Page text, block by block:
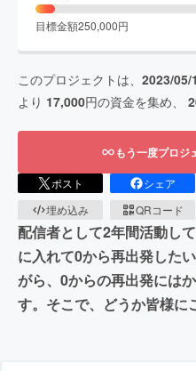
目標金額250,000円
このプロジェクトは、 2023/05/
より 17,000円の資金を集め、
もう一度プロジ
ポスト シェア
埋め込み
QRコード
配信者として2年間活動し
に入れて0から再出発した
がら、0からの再出発には
す。そこで、どうか皆様に